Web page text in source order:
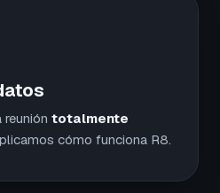
totalmente
cómo funciona R8.